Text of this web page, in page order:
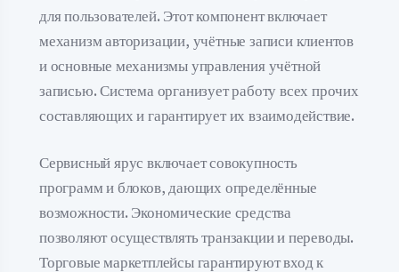
для пользователей. Этот компонент включает
механизм авторизации, учётные записи клиентов
и основные механизмы управления учётной
записью. Система организует работу всех прочих
составляющих и гарантирует их взаимодействие.
Сервисный ярус включает совокупность
программ и блоков, дающих определённые
возможности. Экономические средства
позволяют осуществлять транзакции и переводы.
Торговые маркетплейсы гарантируют вход к